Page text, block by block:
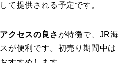
て提供される予定です。
アクセスの良さ が特徴で、JR海
が便利です。初売り期間中は